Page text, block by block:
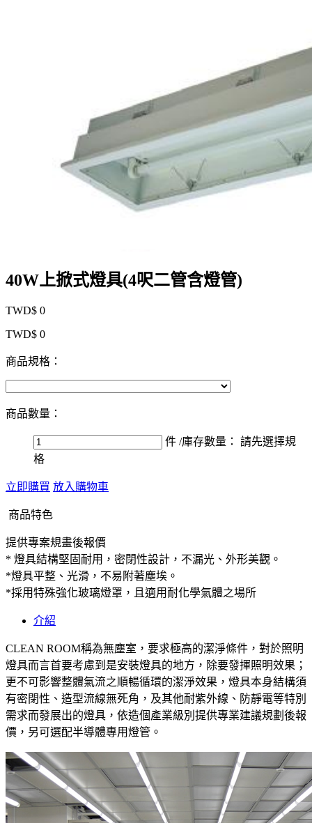
40W上掀式燈具(4呎二管含燈管)
TWD$ 0
TWD$ 0
商品規格：
商品數量：
件 /庫存數量： 請先選擇規
格
立即購買 放入購物車
商品特色
提供專案規畫後報價
* 燈具結構堅固耐用，密閉性設計，不漏光、外形美觀。
*燈具平整、光滑，不易附著塵埃。
*採用特殊強化玻璃燈罩，且適用耐化學氣體之場所
介紹
CLEAN ROOM稱為無塵室，要求極高的潔淨條件，對於照明
燈具而言首要考慮到是安裝燈具的地方，除要發揮照明效果；
更不可影響整體氣流之順暢循環的潔淨效果，燈具本身結構須
有密閉性、造型流線無死角，及其他耐紫外線、防靜電等特別
需求而發展出的燈具，依造個產業級別提供專業建議規劃後報
價，另可選配半導體專用燈管。